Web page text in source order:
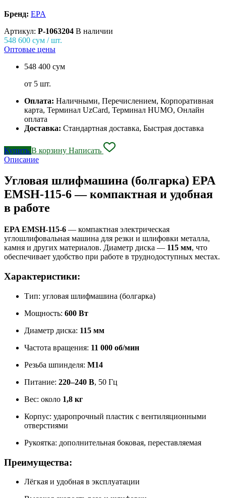
Бренд: EPA
Артикул: P-1063204 В наличии
548 600 сум / шт.
Оптовые цены
548 400 сум
от 5 шт.
Оплата: Наличными, Перечислением, Корпоративная
карта, Терминал UzCard, Терминал HUMO, Онлайн
оплата
Доставка: Стандартная доставка, Быстрая доставка
Купить В корзину Написать
Описание
Угловая шлифмашина (болгарка) EPA
EMSH-115-6 — компактная и удобная
в работе
EPA EMSH-115-6 — компактная электрическая
углошлифовальная машина для резки и шлифовки металла,
камня и других материалов. Диаметр диска — 115 мм, что
обеспечивает удобство при работе в труднодоступных местах.
Характеристики:
Тип: угловая шлифмашина (болгарка)
Мощность: 600 Вт
Диаметр диска: 115 мм
Частота вращения: 11 000 об/мин
Резьба шпинделя: M14
Питание: 220–240 В, 50 Гц
Вес: около 1,8 кг
Корпус: ударопрочный пластик с вентиляционными
отверстиями
Рукоятка: дополнительная боковая, переставляемая
Преимущества:
Лёгкая и удобная в эксплуатации